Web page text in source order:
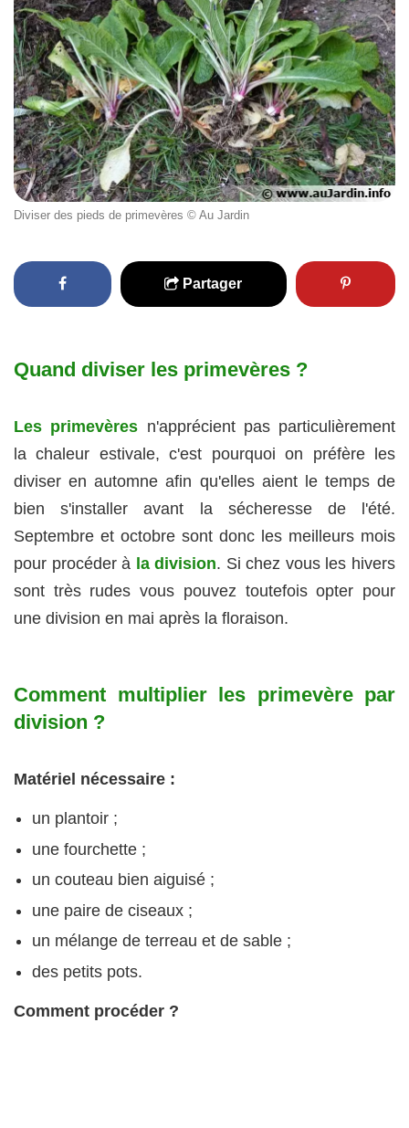
Diviser des pieds de primevères © Au Jardin
Partager
Quand diviser les primevères ?
Les primevères n'apprécient pas particulièrement
la chaleur estivale, c'est pourquoi on préfère les
diviser en automne afin qu'elles aient le temps de
bien s'installer avant la sécheresse de l'été.
Septembre et octobre sont donc les meilleurs mois
pour procéder à la division. Si chez vous les hivers
sont très rudes vous pouvez toutefois opter pour
une division en mai après la floraison.
Comment multiplier les primevère par
division ?
Matériel nécessaire :
un plantoir ;
une fourchette ;
un couteau bien aiguisé ;
une paire de ciseaux ;
un mélange de terreau et de sable ;
des petits pots.
Comment procéder ?